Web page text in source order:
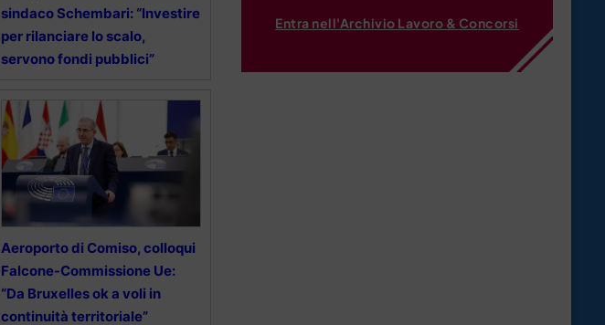
sindaco Schembari: “Investire
per rilanciare lo scalo,
servono fondi pubblici”
Aeroporto di Comiso, colloqui
Falcone-Commissione Ue:
“Da Bruxelles ok a voli in
continuità territoriale”
Entra nell'Archivio Lavoro & Concorsi